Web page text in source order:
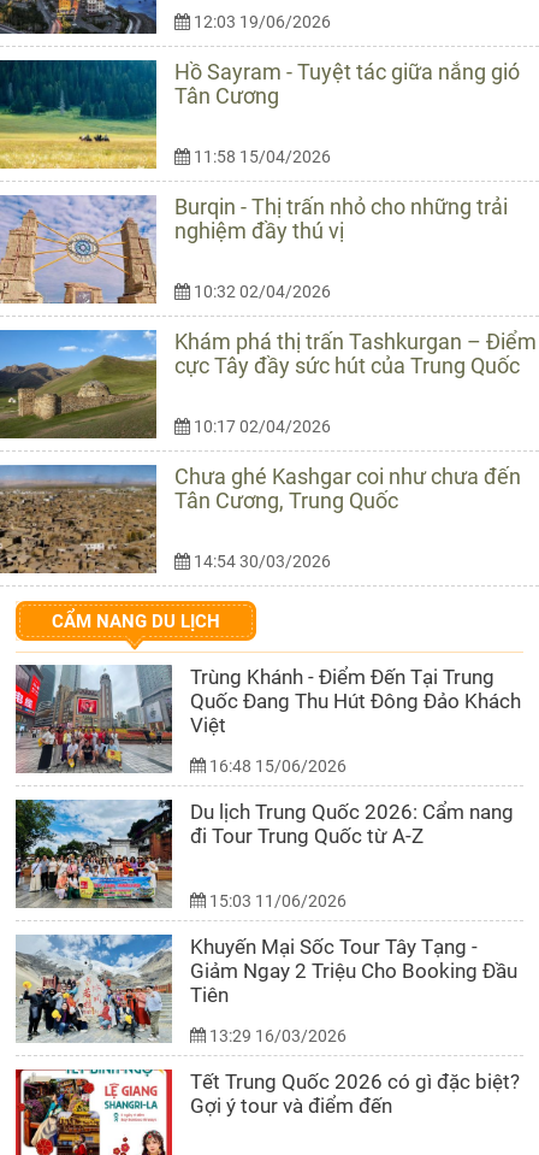
12:03 19/06/2026
Hồ Sayram - Tuyệt tác giữa nắng gió
Tân Cương
11:58 15/04/2026
Burqin - Thị trấn nhỏ cho những trải
nghiệm đầy thú vị
10:32 02/04/2026
Khám phá thị trấn Tashkurgan – Điểm
cực Tây đầy sức hút của Trung Quốc
10:17 02/04/2026
Chưa ghé Kashgar coi như chưa đến
Tân Cương, Trung Quốc
14:54 30/03/2026
CẨM NANG DU LỊCH
Trùng Khánh - Điểm Đến Tại Trung
Quốc Đang Thu Hút Đông Đảo Khách
Việt
16:48 15/06/2026
Du lịch Trung Quốc 2026: Cẩm nang
đi Tour Trung Quốc từ A-Z
15:03 11/06/2026
Khuyến Mại Sốc Tour Tây Tạng -
Giảm Ngay 2 Triệu Cho Booking Đầu
Tiên
13:29 16/03/2026
Tết Trung Quốc 2026 có gì đặc biệt?
Gợi ý tour và điểm đến